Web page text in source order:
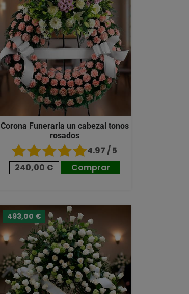
Corona Funeraria un cabezal tonos
rosados
4.97 / 5
240,00 €
Comprar
493,00 €